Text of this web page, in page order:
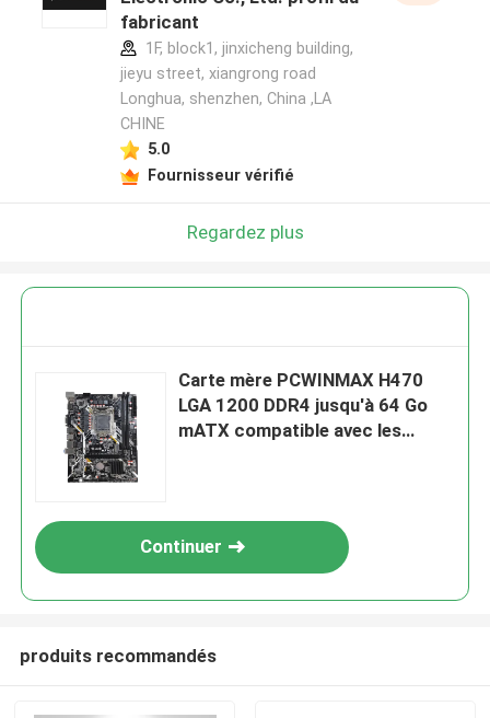
fabricant
1F, block1, jinxicheng building,
jieyu street, xiangrong road
Longhua, shenzhen, China ,LA
CHINE
5.0
Fournisseur vérifié
Regardez plus
Carte mère PCWINMAX H470
LGA 1200 DDR4 jusqu'à 64 Go
mATX compatible avec les
Continuer
produits recommandés